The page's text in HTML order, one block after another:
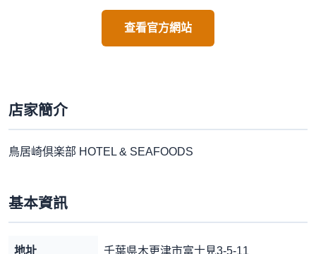
查看官方網站
店家簡介
鳥居崎倶楽部 HOTEL & SEAFOODS
基本資訊
地址 千葉県木更津市富士見3-5-11